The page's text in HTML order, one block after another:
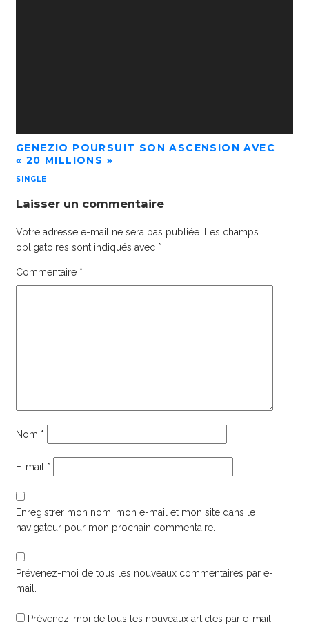
GENEZIO POURSUIT SON ASCENSION AVEC
« 20 MILLIONS »
SINGLE
Laisser un commentaire
Votre adresse e-mail ne sera pas publiée. Les champs
obligatoires sont indiqués avec *
Commentaire *
Nom *
E-mail *
Enregistrer mon nom, mon e-mail et mon site dans le
navigateur pour mon prochain commentaire.
Prévenez-moi de tous les nouveaux commentaires par e-
mail.
Prévenez-moi de tous les nouveaux articles par e-mail.